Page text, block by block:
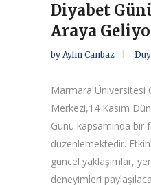
Diyabet
Araya
by Aylin Canbaz
Marmara Üniversitesi
Merkezi,14 Kasım
Günü kapsamında bir
düzenlemektedir.
güncel yaklaşımlar,
deneyimleri